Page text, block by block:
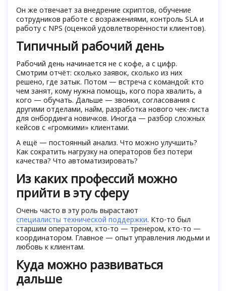
Он же отвечает за внедрение скриптов, обучение
сотрудников работе с возражениями, контроль SLA и
работу с NPS (оценкой удовлетворённости клиентов).
Типичный рабочий день
Рабочий день начинается не с кофе, а с цифр.
Смотрим отчёт: сколько заявок, сколько из них
решено, где затык. Потом — встреча с командой: кто
чем занят, кому нужна помощь, кого пора хвалить, а
кого — обучать. Дальше — звонки, согласования с
другими отделами, найм, разработка нового чек-листа
для онбординга новичков. Иногда — разбор сложных
кейсов с «громкими» клиентами.
А ещё — постоянный анализ. Что можно улучшить?
Как сократить нагрузку на операторов без потери
качества? Что автоматизировать?
Из каких профессий можно
прийти в эту сферу
Очень часто в эту роль вырастают
специалисты технической поддержки. Кто-то был
старшим оператором, кто-то — тренером, кто-то —
координатором. Главное — опыт управления людьми и
любовь к клиентам.
Куда можно развиваться
дальше